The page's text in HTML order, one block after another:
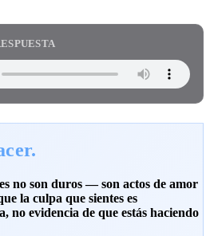
no son duros — son actos de amor
la culpa que sientes es
no evidencia de que estás haciendo